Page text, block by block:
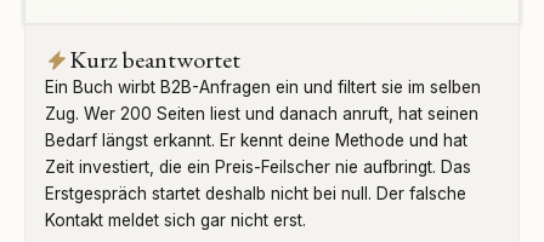
Kurz beantwortet
Ein Buch wirbt B2B-Anfragen ein und filtert sie im selben
Zug. Wer 200 Seiten liest und danach anruft, hat seinen
Bedarf längst erkannt. Er kennt deine Methode und hat
Zeit investiert, die ein Preis-Feilscher nie aufbringt. Das
Erstgespräch startet deshalb nicht bei null. Der falsche
Kontakt meldet sich gar nicht erst.